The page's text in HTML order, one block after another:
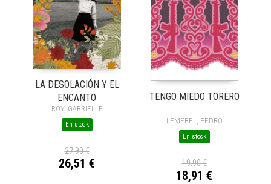
LA DESOLACIÓN Y EL
ENCANTO
ROY, GABRIELLE
En stock
27,90 €
26,51 €
TENGO MIEDO TORERO
LEMEBEL, PEDRO
En stock
19,90 €
18,91 €